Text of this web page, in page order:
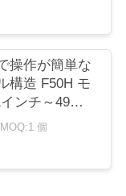
操作が簡単な
構造 F50H モ
ンチ～49イ
クスルに対応
ード付きボウ
個